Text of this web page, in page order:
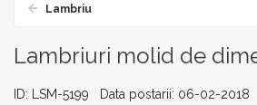
Lambriu
Lambriuri molid de
ID: LSM-5199 Data postarii: 06-02-2018